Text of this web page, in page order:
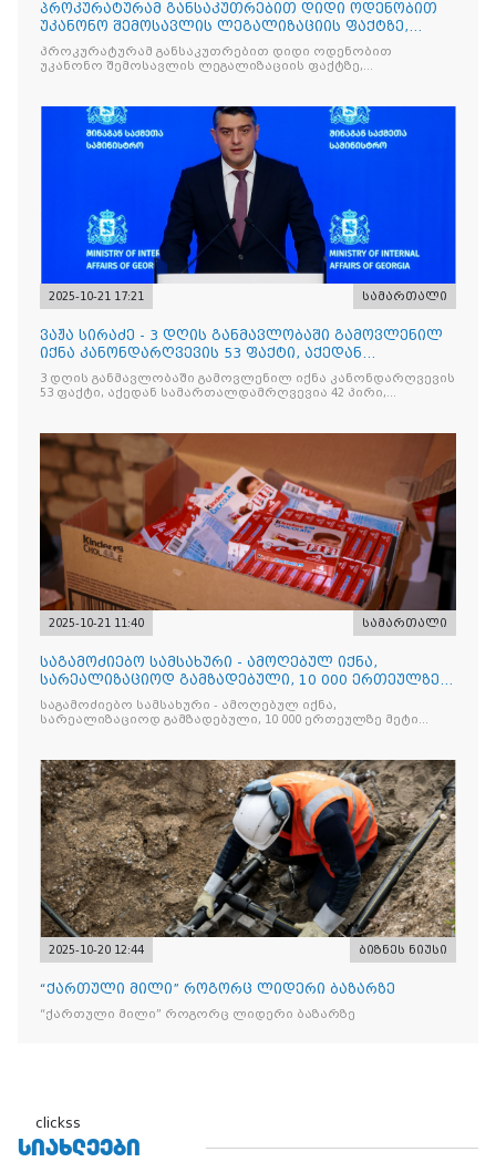
პროკურატურამ განსაკუთრებით დიდი ოდენობით
უკანონო შემოსავლის ლეგალიზაციის ფაქტზე,
საქართველოს ყოფილ პ
პროკურატურამ განსაკუთრებით დიდი ოდენობით
უკანონო შემოსავლის ლეგალიზაციის ფაქტზე,
2025-10-21 17:21 სამართალი
ვაჟა სირაძე - 3 დღის განმავლობაში გამოვლენილ
იქნა კანონდარღვევის 53 ფაქტი, აქედან
სამართალდამრღვევია
3 დღის განმავლობაში გამოვლენილ იქნა კანონდარღვევის
53 ფაქტი, აქედან სამართალდამრღვევია 42 პირი,
2025-10-21 11:40 სამართალი
საგამოძიებო სამსახური - ამოღებულ იქნა,
სარეალიზაციოდ გამზადებული, 10 000 ერთეულზე
მეტი „Jacobs Monar
საგამოძიებო სამსახური - ამოღებულ იქნა,
სარეალიზაციოდ გამზადებული, 10 000 ერთეულზე მეტი
„Raffaello”-ს სასაქონლო ნიშნით უკანონო ნიშანდებული
ტკბილეული
2025-10-20 12:44 ბიზნეს ნიუსი
“ქართული მილი” როგორც ლიდერი ბაზარზე
“ქართული მილი” როგორც ლიდერი ბაზარზე
clickss
ᲡᲘᲐᲮᲚᲔᲔᲑᲘ